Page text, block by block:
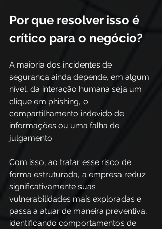
Por que resolver isso é
crítico para o negócio?
A maioria dos incidentes de
segurança ainda depende, em algum
nível, da interação humana seja um
clique em phishing, o
compartilhamento indevido de
informações ou uma falha de
julgamento.
Com isso, ao tratar esse risco de
forma estruturada, a empresa reduz
significativamente suas
vulnerabilidades mais exploradas e
passa a atuar de maneira preventiva,
identificando comportamentos de